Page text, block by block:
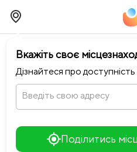
Вкажіть своє
Дізнайтеся про доступність
Введіть свою адресу
Поділитись
chevron_leftПовернутися до Notino